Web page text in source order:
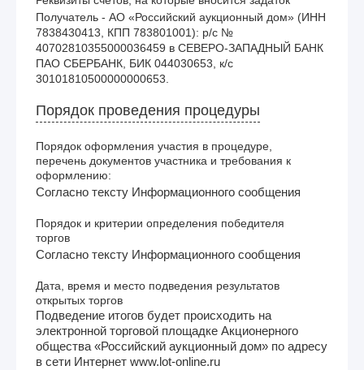
Получатель - АО «Российский аукционный дом» (ИНН
7838430413, КПП 783801001): р/с №
40702810355000036459 в СЕВЕРО-ЗАПАДНЫЙ БАНК
ПАО СБЕРБАНК, БИК 044030653, к/с
30101810500000000653.
Порядок проведения процедуры
Порядок оформления участия в процедуре,
перечень документов участника и требования к
оформлению:
Согласно тексту Информационного сообщения
Порядок и критерии определения победителя
торгов
Согласно тексту Информационного сообщения
Дата, время и место подведения результатов
открытых торгов
Подведение итогов будет происходить на
электронной торговой площадке Акционерного
общества «Российский аукционный дом» по адресу
в сети Интернет www.lot-online.ru